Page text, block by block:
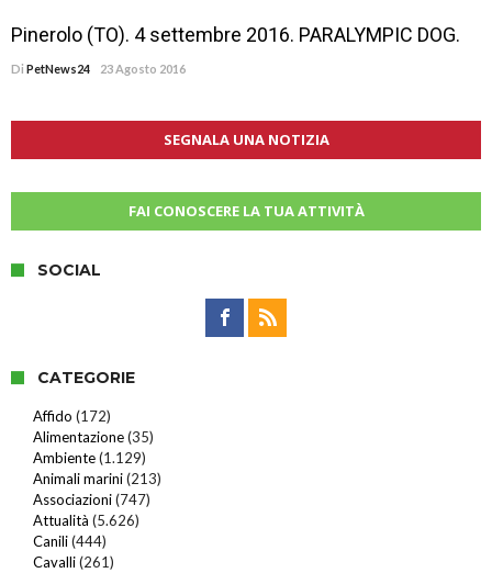
Pinerolo (TO). 4 settembre 2016. PARALYMPIC DOG.
Di PetNews24 23 Agosto 2016
SEGNALA UNA NOTIZIA
FAI CONOSCERE LA TUA ATTIVITÀ
SOCIAL
CATEGORIE
Affido (172)
Alimentazione(35)
Ambiente(1.129)
Animali marini(213)
Associazioni(747)
Attualità (5.626)
Canili(444)
Cavalli(261)